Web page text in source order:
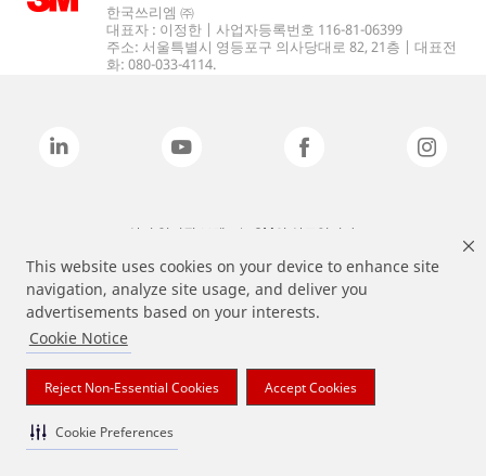
This website uses cookies on your device to enhance site
navigation, analyze site usage, and deliver you
advertisements based on your interests.
Cookie Notice
Reject Non-Essential Cookies Accept Cookies
Cookie Preferences
한국쓰리엠 ㈜
대표자 : 이정한 | 사업자등록번호 116-81-06399
주소: 서울특별시 영등포구 의사당대로 82, 21층 | 대표전
화: 080-033-4114.
상기 열거된 브랜드는 3M의 상표입니다.